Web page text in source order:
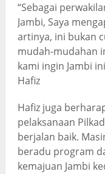
“Sebagai
Jambi, Saya
artinya, ini bukan
mudah-mudahan
kami ingin Jambi
Hafiz
Hafiz juga
pelaksanaan
berjalan baik.
beradu program
kemajuan Jambi